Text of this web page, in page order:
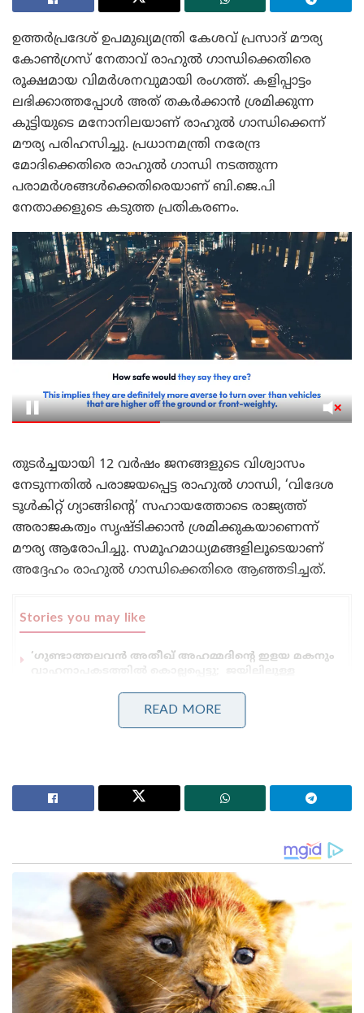
ഉത്തർപ്രദേശ് ഉപമുഖ്യമന്ത്രി കേശവ് പ്രസാദ് മൗര്യ
കോൺഗ്രസ് നേതാവ് രാഹുൽ ഗാന്ധിക്കെതിരെ
രൂക്ഷമായ വിമർശനവുമായി രംഗത്ത്. കളിപ്പാട്ടം
ലഭിക്കാത്തപ്പോൾ അത് തകർക്കാൻ ശ്രമിക്കുന്ന
കുട്ടിയുടെ മനോനിലയാണ് രാഹുൽ ഗാന്ധിക്കെന്ന്
മൗര്യ പരിഹസിച്ചു. പ്രധാനമന്ത്രി നരേന്ദ്ര
മോദിക്കെതിരെ രാഹുൽ ഗാന്ധി നടത്തുന്ന
പരാമർശങ്ങൾക്കെതിരെയാണ് ബി.ജെ.പി
നേതാക്കളുടെ കടുത്ത പ്രതികരണം.
തുടർച്ചയായി 12 വർഷം ജനങ്ങളുടെ വിശ്വാസം
നേടുന്നതിൽ പരാജയപ്പെട്ട രാഹുൽ ഗാന്ധി, ‘വിദേശ
ടൂൾകിറ്റ് ഗ്യാങ്ങിന്റെ’ സഹായത്തോടെ രാജ്യത്ത്
അരാജകത്വം സൃഷ്ടിക്കാൻ ശ്രമിക്കുകയാണെന്ന്
മൗര്യ ആരോപിച്ചു. സമൂഹമാധ്യമങ്ങളിലൂടെയാണ്
അദ്ദേഹം രാഹുൽ ഗാന്ധിക്കെതിരെ ആഞ്ഞടിച്ചത്.
Stories you may like
‘ഗുണ്ടാത്തലവൻ അതീഖ് അഹമ്മദിന്റെ ഇളയ മകനും
വാഹനാപകടത്തിൽ കൊല്ലപ്പെട്ടു; ജയിലിലുള്ള
‘ആപ്പുകളുടെ തട്ടിപ്പിന് പൂട്ടിട്ട് കേന്ദ്രം!’: സെപ്റ്റോയ്ക്കും
ബുക്ക് മൈ ഷോയ്ക്കും ഇൻഡിഗോയ്ക്കും വൻ പിഴ!
പര്യായമാണ് നരേന്ദ്ര മോദി. അദ്ദേഹത്തിന് പകരം
കിട്ടാത്തപ്പോൾ അത് പൊട്ടിക്കാൻ ശ്രമിക്കുന്ന
കുട്ടിയെപ്പോലെയാണ് രാഹുൽ ഗാന്ധിയുടെ
ഇപ്പോഴത്തെ അവസ്ഥ.”
അതേസമയം, ബി.ജെ.പി ദേശീയ വക്താവ് ഗൗരവ്
ഭാട്ടിയയും രാഹുൽ ഗാന്ധിക്കെതിരെ കടുത്ത
ഭാഷയിൽ പ്രതികരിച്ചു. രാഹുൽ ഗാന്ധി ‘വിഡ്ഢിയും
അരാജകവാദിയുമാണെന്ന്’ അദ്ദേഹം പറഞ്ഞു.
READ MORE